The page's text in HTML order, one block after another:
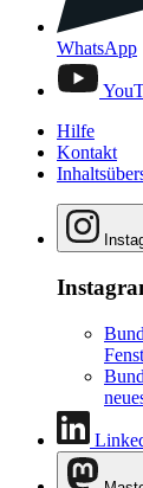
WhatsApp
Hilfe
Kontakt